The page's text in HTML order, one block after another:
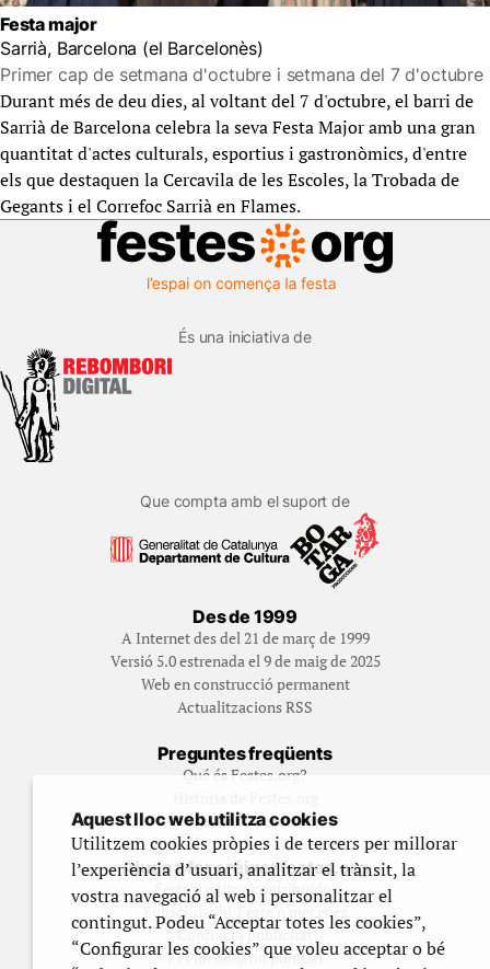
Festa major
Sarrià, Barcelona (el Barcelonès)
Primer cap de setmana d'octubre i setmana del 7 d'octubre
Durant més de deu dies, al voltant del 7 d'octubre, el barri de
Sarrià de Barcelona celebra la seva Festa Major amb una gran
quantitat d'actes culturals, esportius i gastronòmics, d'entre
els que destaquen la Cercavila de les Escoles, la Trobada de
Gegants i el Correfoc Sarrià en Flames.
És una iniciativa de
Que compta amb el suport de
Des de 1999
A Internet des del 21 de març de 1999
Versió 5.0 estrenada el 9 de maig de 2025
Web en construcció permanent
Actualitzacions RSS
Preguntes freqüents
Qué és Festes.org?
Qui gestiona Festes.org
Ajuda a fer créixer festes.org
Feste’n editor/contribuidor
Subscriu-t’hi/Feste’n mecenes
Contracta publicitat
Fes un donatiu puntual
Aquest lloc web utilitza cookies
Utilitzem cookies pròpies i de tercers per millorar
l’experiència d’usuari, analitzar el trànsit, la
vostra navegació al web i personalitzar el
contingut. Podeu “Acceptar totes les cookies”,
“Configurar les cookies” que voleu acceptar o bé